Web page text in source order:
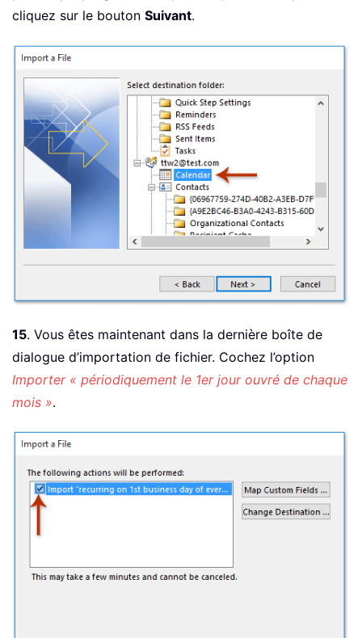
cliquez sur le bouton Suivant.
15. Vous êtes maintenant dans la dernière boîte de
dialogue d’importation de fichier. Cochez l’option
Importer « périodiquement le 1er jour ouvré de chaque
mois ».